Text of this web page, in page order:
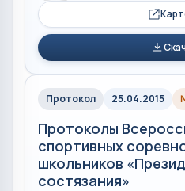
Протокол 25.04.2015
Протоколы
спортивных
школьников
состязания»